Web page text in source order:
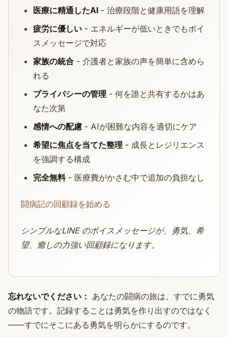
医療に精通したAI - 治療段階と健康用語を理解
疲労に優しい - エネルギーが低いときでもボイ
スメッセージで対応
家族の統合 - 介護者と家族の声を簡単に含めら
れる
プライバシーの管理 - 何を誰と共有するかはあ
なた次第
感情への配慮 - AIが困難な内容を適切にケア
希望に焦点を当てた整理 - 成長とレジリエンス
を強調する構成
完全無料- 医療費がかさむ中で追加の負担なし
闘病記の回顧録を始める
シンプルなLINE のボイスメッセージが、勇気、希
望、癒しの力強い回顧録になります。
忘れないでください： あなたの闘病の旅は、すでに勇気
の物語です。記録することは勇気を作り出すのではなく
——すでにそこにある勇気を明らかにするのです。